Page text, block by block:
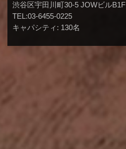
渋谷区宇田川町30-5 JOWビルB1F
TEL:03-6455-0225
キャパシティ: 130名